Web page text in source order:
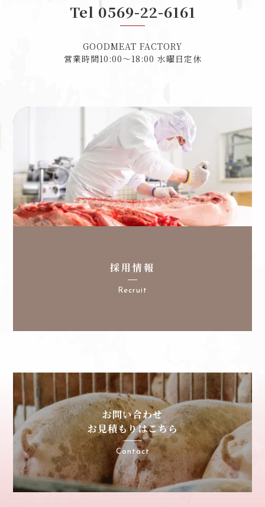
Tel 0569-22-6161
GOODMEAT FACTORY
営業時間10:00〜18:00 水曜日定休
採用情報
Recruit
お問い合わせ
お見積もりはこちら
Contact